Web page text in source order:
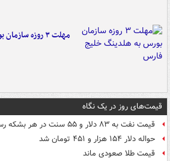
مهلت ۳ روزه سازمان بورس به هلدینگ خلیج فارس
قیمت‌های روز در یک نگاه
قیمت نفت به ۸۳ دلار و ۵۵ سنت در هر بشکه رسید
حواله دلار ۱۵۴ هزار و ۴۵۱ تومان شد
قیمت طلا صعودی ماند